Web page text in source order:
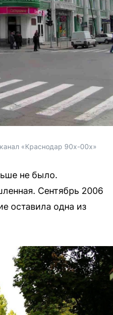
«Краснодар 90х-00х»
не было.
Сентябрь 2006
оставила одна из